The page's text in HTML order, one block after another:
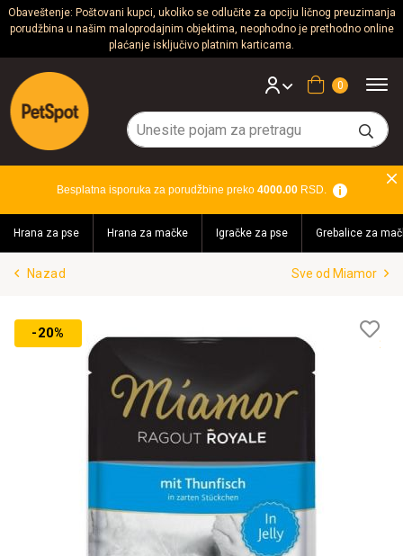
Obaveštenje: Poštovani kupci, ukoliko se odlučite za opciju ličnog preuzimanja
porudžbina u našim maloprodajnim objektima, neophodno je prethodno online
plaćanje isključivo platnim karticama.
Psi
Mačke
Glodari
Akvaristika
Teraristika
Brendovi
Blog
Korpa
Besplatna isporuka za porudžbine preko 4000.00RSD.
Hrana za pse Hrana za mačke Igračke za pse Grebalice za
Nazad Sve od Miamor
-20%